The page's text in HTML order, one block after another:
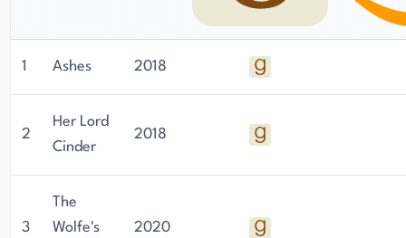
1 Ashes 2018
2
Her Lord
Cinder
2018
3
The
Wolfe's
2020